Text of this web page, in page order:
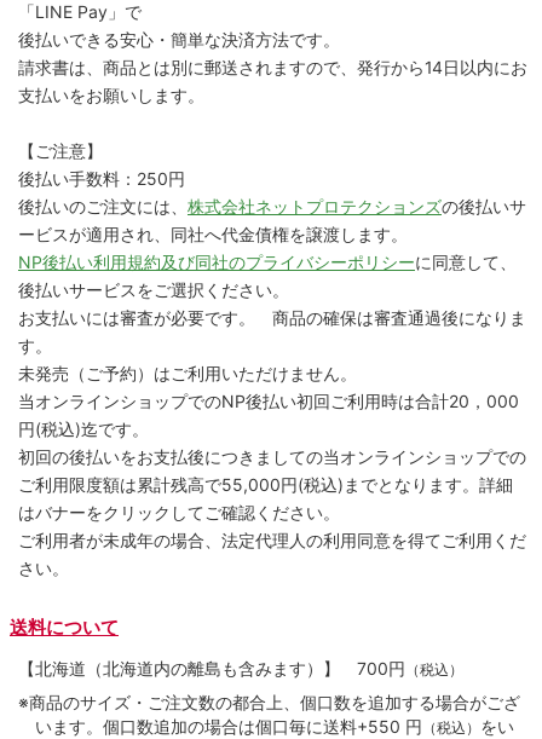
「LINE Pay」で
後払いできる安心・簡単な決済方法です。
請求書は、商品とは別に郵送されますので、発行から14日以内にお
支払いをお願いします。
【ご注意】
後払い手数料：250円
後払いのご注文には、 株式会社ネットプロテクションズの後払いサ
ービスが適用され、同社へ代金債権を譲渡します。
NP後払い利用規約及び同社のプライバシーポリシーに同意して、
後払いサービスをご選択ください。
お支払いには審査が必要です。 商品の確保は審査通過後になりま
す。
未発売（ご予約）はご利用いただけません。
当オンラインショップでのNP後払い初回ご利用時は合計20，000
円(税込)迄です。
初回の後払いをお支払後につきましての当オンラインショップでの
ご利用限度額は累計残高で55,000円(税込)までとなります。詳細
はバナーをクリックしてご確認ください。
ご利用者が未成年の場合、法定代理人の利用同意を得てご利用くだ
さい。
送料について
【北海道（北海道内の離島も含みます）】 700円 （税込）
※商品のサイズ・ご注文数の都合上、個口数を追加する場合がござ
います。個口数追加の場合は個口毎に送料+550 円 （税込） をい